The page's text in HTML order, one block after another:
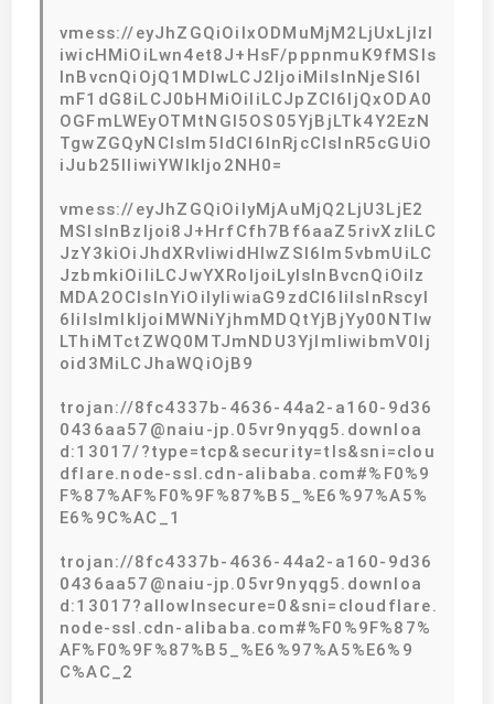
vmess://eyJhZGQiOiIxODMuMjM2LjUxLjIzI
iwicHMiOiLwn4et8J+HsF/pppnmuK9fMSIs
InBvcnQiOjQ1MDIwLCJ2IjoiMiIsInNjeSI6I
mF1dG8iLCJ0bHMiOiIiLCJpZCI6IjQxODA0
OGFmLWEyOTMtNGI5OS05YjBjLTk4Y2EzN
TgwZGQyNCIsIm5ldCI6InRjcCIsInR5cGUiO
iJub25lIiwiYWlkIjo2NH0=
vmess://eyJhZGQiOiIyMjAuMjQ2LjU3LjE2
MSIsInBzIjoi8J+HrfCfh7Bf6aaZ5rivXzIiLC
JzY3kiOiJhdXRvIiwidHlwZSI6Im5vbmUiLC
JzbmkiOiIiLCJwYXRoIjoiLyIsInBvcnQiOiIz
MDA2OCIsInYiOiIyIiwiaG9zdCI6IiIsInRscyI
6IiIsImlkIjoiMWNiYjhmMDQtYjBjYy00NTIw
LThiMTctZWQ0MTJmNDU3YjlmIiwibmV0Ij
oid3MiLCJhaWQiOjB9
trojan://8fc4337b-4636-44a2-a160-9d36
0436aa57@naiu-jp.05vr9nyqg5.downloa
d:13017/?type=tcp&security=tls&sni=clou
dflare.node-ssl.cdn-alibaba.com#%F0%9
F%87%AF%F0%9F%87%B5_%E6%97%A5%
E6%9C%AC_1
trojan://8fc4337b-4636-44a2-a160-9d36
0436aa57@naiu-jp.05vr9nyqg5.downloa
d:13017?allowInsecure=0&sni=cloudflare.
node-ssl.cdn-alibaba.com#%F0%9F%87%
AF%F0%9F%87%B5_%E6%97%A5%E6%9
C%AC_2